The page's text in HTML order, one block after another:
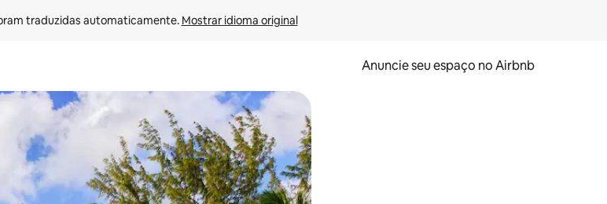
traduzidas automaticamente. Mostrar idioma original
Anuncie seu espaço no Airbnb